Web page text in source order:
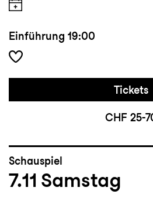
Einführung 19:00
Tickets
CHF 25-
Schauspiel
7.11 Samstag